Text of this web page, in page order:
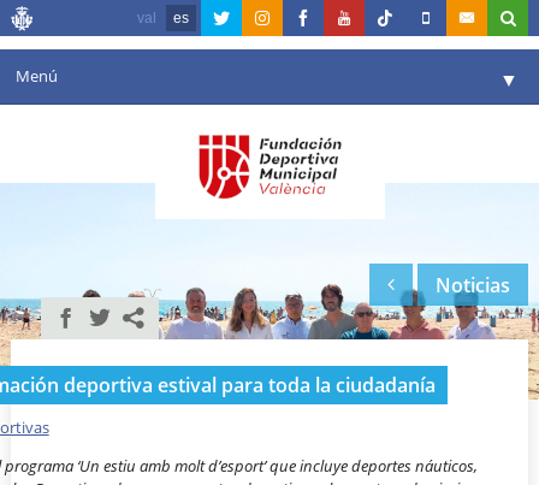
val es
Menú ▼
Agenda
Comunicación ▼
Valencia en deporte
Portal de Transparencia
Noticias
deportiva estival para toda la ciudadanía
‘Un estiu amb molt d’esport’ que incluye deportes náuticos,